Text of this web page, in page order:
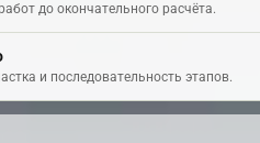
до окончательного расчёта.
и последовательность этапов.